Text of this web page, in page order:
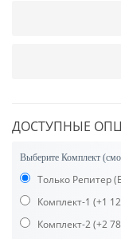
ДОСТУПНЫЕ
Выберите Комплект
Только Репитер
Комплект-1 (+1
Комплект-2(+2